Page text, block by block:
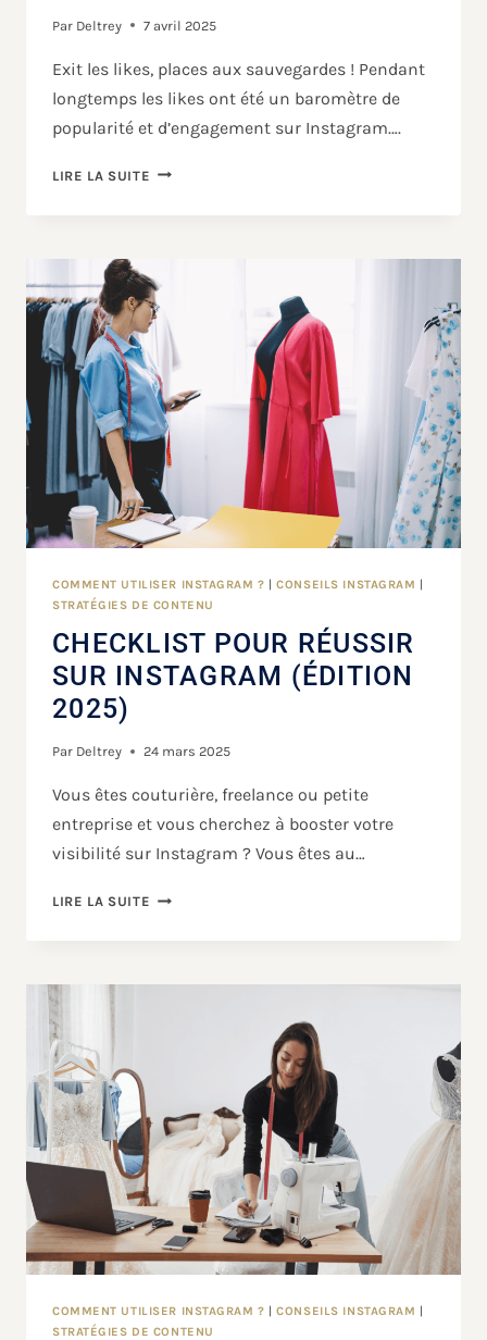
Par Deltrey 7 avril 2025
Exit les likes, places aux sauvegardes ! Pendant
longtemps les likes ont été un baromètre de
popularité et d’engagement sur Instagram….
LIRE LA SUITE
COMMENT UTILISER INSTAGRAM ? |CONSEILS INSTAGRAM
STRATÉGIES DE CONTENU
CHECKLIST POUR RÉUSSIR
SUR INSTAGRAM (ÉDITION
2025)
Par Deltrey 24 mars 2025
Vous êtes couturière, freelance ou petite
entreprise et vous cherchez à booster votre
visibilité sur Instagram ? Vous êtes au…
LIRE LA SUITE
COMMENT UTILISER INSTAGRAM ? |CONSEILS INSTAGRAM |
STRATÉGIES DE CONTENU